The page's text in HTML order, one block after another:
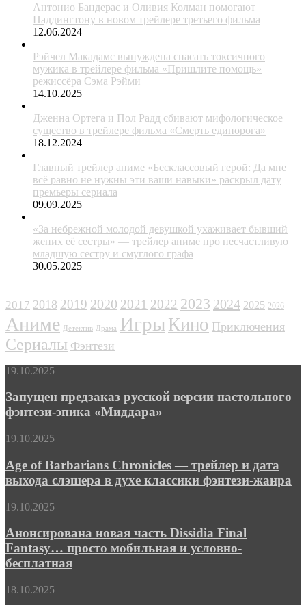
Антонио Бандерас и Оливия Колман помогают
Паддингтону в новом трейлере третьего фильма
12.06.2024
Рэйчел Макадамс вынуждена спасать токсичного
мужика в трейлере фильма «Пришлите помощь»
режиссёра Сэма Рэйми
14.10.2025
Дженна Ортега и Пол Радд сбивают мифологическое
существо в трейлере фильма «Смерть единорога»
18.12.2024
Главный трейлер аниме «Бесклассовый герой: Да мне
всё равно не нужны эти ваши навыки» раскрыл дату
премьеры сериала
09.09.2025
«За небрежной молодой девушкой ухаживает бывший
жених её сестры» — трейлер аниме про несчастливую
младшую сестру и смуглого графа
30.05.2025
2017 2018 2019 2020 2021 2022 2023 2024 2025 2026
Аниме Детектив Драма ИгрыКино Приключения
Сериалы Фэнтези
Запущен
русской
версии
настольного
эпика
19.10.2025
Запущен предзаказ русской версии настольного
фэнтези-эпика «Миддара»
Age
Barbarians
Chronicles
—
и
выхода
слэшера
в
классики
19.10.2025
Age of Barbarians Chronicles — трейлер и дата
выхода слэшера в духе классики фэнтези-жанра
Анонсирована
часть
Dissidia
Final
Fantasy…
мобильная
19.10.2025
Анонсирована новая часть Dissidia Final
Fantasy… просто мобильная и условно-
бесплатная
КГ
18.10.2025